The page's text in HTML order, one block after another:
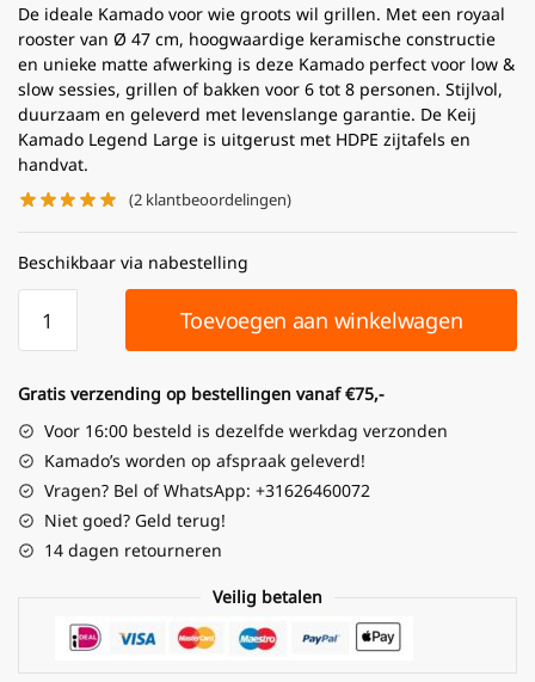
De ideale Kamado voor wie groots wil grillen. Met een royaal
rooster van Ø 47 cm, hoogwaardige keramische constructie
en unieke matte afwerking is deze Kamado perfect voor low &
slow sessies, grillen of bakken voor 6 tot 8 personen. Stijlvol,
duurzaam en geleverd met levenslange garantie. De Keij
Kamado Legend Large is uitgerust met HDPE zijtafels en
handvat.
(2 klantbeoordelingen)
Beschikbaar via nabestelling
Toevoegen aan winkelwagen
Gratis verzending op bestellingen vanaf €75,-
Voor 16:00 besteld is dezelfde werkdag verzonden
Kamado’s worden op afspraak geleverd!
Vragen? Bel of WhatsApp: +31626460072
Niet goed? Geld terug!
14 dagen retourneren
Veilig betalen